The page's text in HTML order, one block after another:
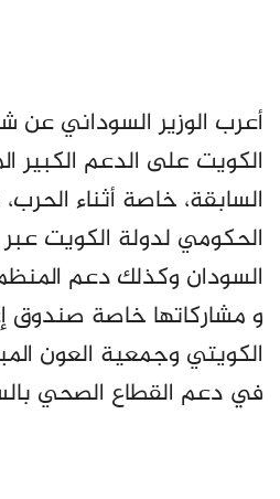
أعرب الوزير السوداني
الكويت على الدعم الكبير
السابقة، خاصة أثناء
الحكومي لدولة الكويت
السودان وكذلك دعم
و مشاركاتها خاصة صندوق
الكويتي وجمعية العون
في دعم القطاع الصحي